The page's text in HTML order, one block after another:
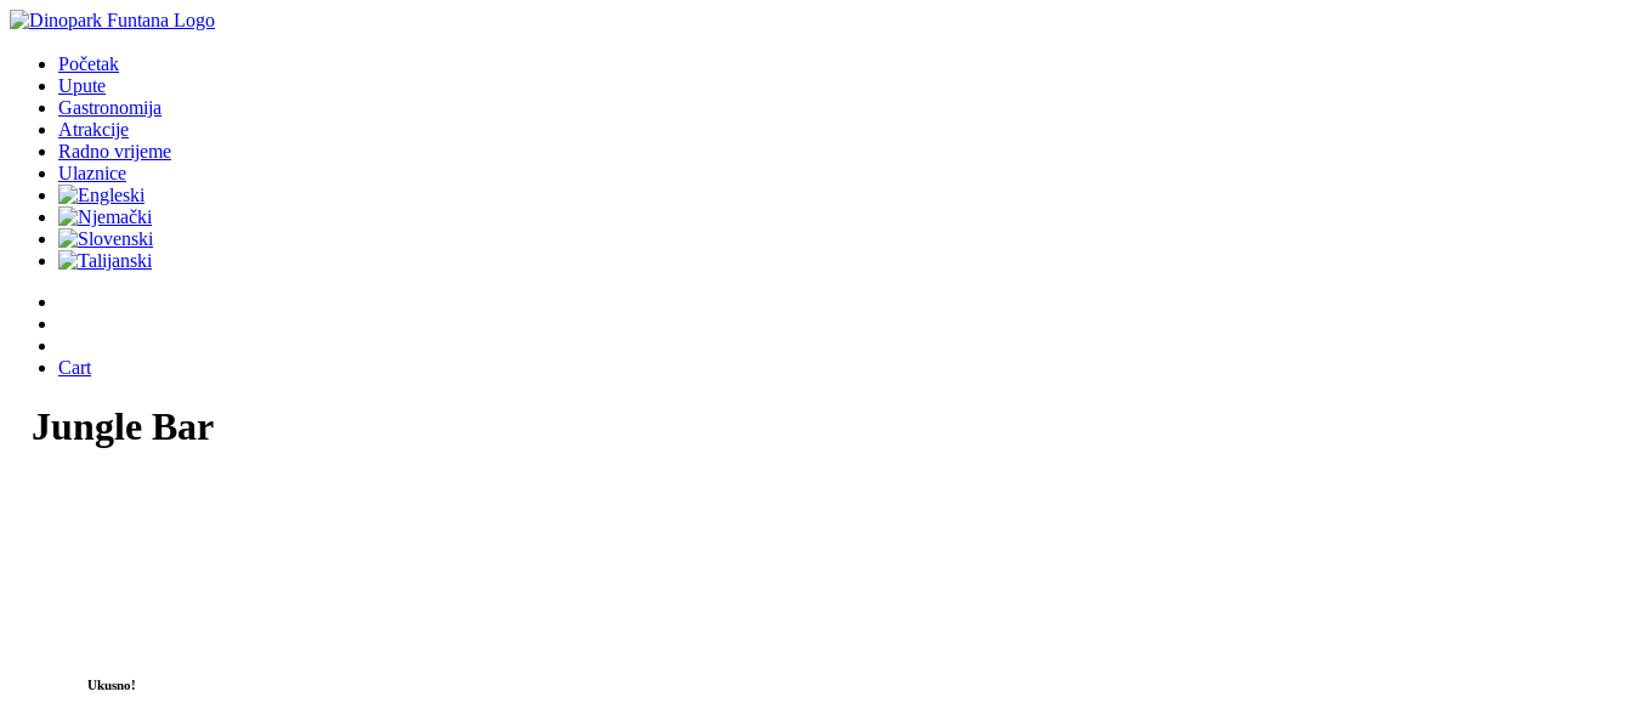
Početak
Upute
Gastronomija
Atrakcije
Radno vrijeme
Ulaznice
Cart
Jungle Bar
Ukusno!